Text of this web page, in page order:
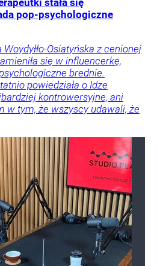
stała się
pop-psychologiczne
Osiatyńska z cenionej
się w influencerkę,
brednie.
powiedziała o Idze
kontrowersyjne, ani
w tym, że wszyscy udawali, że